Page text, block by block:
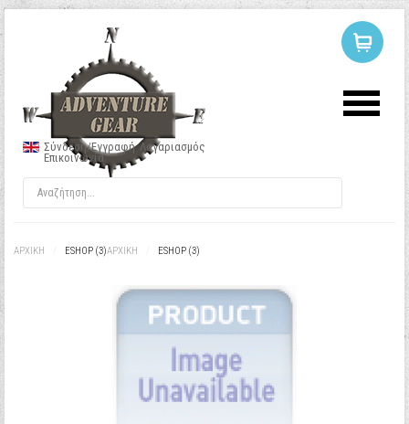
Σύνδεση/Εγγραφή Λογαριασμός
Επικοινωνία
ΑΡΧΙΚΉ ESHOP (3)ΑΡΧΙΚΉ ESHOP (3)
ΣΥΝΔΕΣΗ
Κωδικός
Να με θυμάσαι